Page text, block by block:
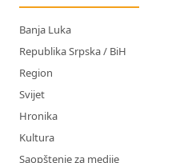
Banja Luka
Republika Srpska / BiH
Region
Svijet
Hronika
Kultura
Saopštenje za medije